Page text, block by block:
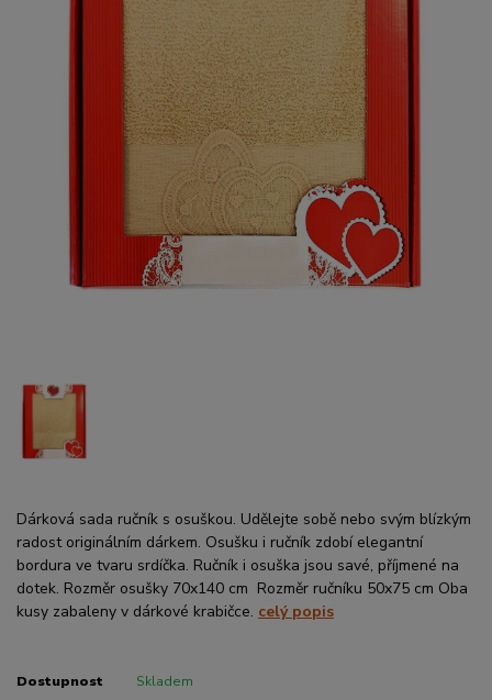
Dárková sada ručník s osuškou. Udělejte sobě nebo svým blízkým
radost originálním dárkem. Osušku i ručník zdobí elegantní
bordura ve tvaru srdíčka. Ručník i osuška jsou savé, příjmené na
dotek. Rozměr osušky 70x140 cm Rozměr ručníku 50x75 cm Oba
kusy zabaleny v dárkové krabičce. celý popis
Dostupnost Skladem